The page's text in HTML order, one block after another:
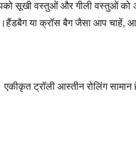
आपको सूखी वस्तुओं और गीली वस्तुओं
या क्रॉस बैग जैसा आप चाहें,
ट्रॉली आस्तीन रोलिंग